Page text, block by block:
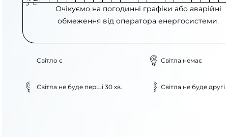
Очікуємо на погодинні графіки або аварійні
обмеження від оператора енергосистеми.
Світло є Світла немає
Світла не буде перші 30 хв. Світла не буде другі